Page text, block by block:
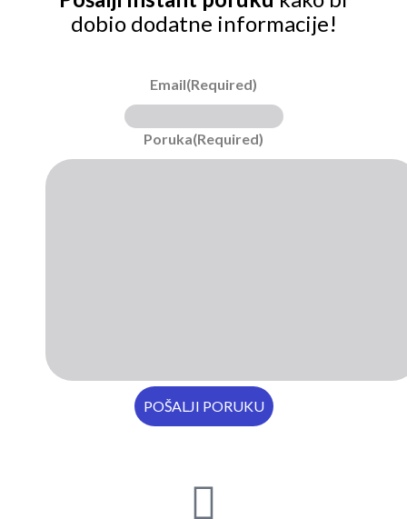
dobio dodatne informacije!
Email(Required)
Poruka(Required)